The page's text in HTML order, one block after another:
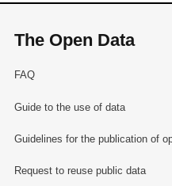
The Open Data
FAQ
Guide to the use of data
Guidelines for the publication of
Request to reuse public data